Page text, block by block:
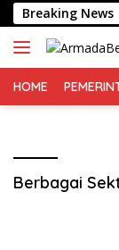
Langsung
ke
konten
Breaking News
Dukung
HOME
Berbagai